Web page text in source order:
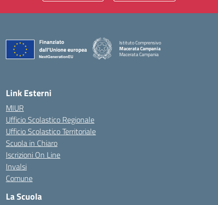
Istituto Comprensivo
Macerata Campania
Macerata Campania
— Visita la pagina iniziale della scuola
Link Esterni
MIUR
Ufficio Scolastico Regionale
Ufficio Scolastico Territoriale
Scuola in Chiaro
Iscrizioni On Line
Invalsi
Comune
La Scuola